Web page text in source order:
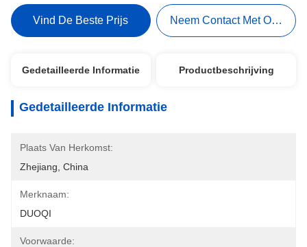
Vind De Beste Prijs Neem Contact Met Ons Op
Gedetailleerde Informatie Productbeschrijving
Gedetailleerde Informatie
Plaats Van Herkomst:
Zhejiang, China
Merknaam:
DUOQI
Voorwaarde: